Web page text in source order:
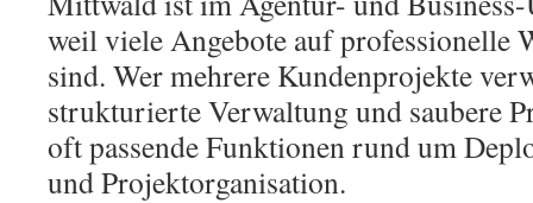
weil viele Angebote auf professionelle
sind. Wer mehrere Kundenprojekte
strukturierte Verwaltung und saubere
oft passende Funktionen rund um
und Projektorganisation.